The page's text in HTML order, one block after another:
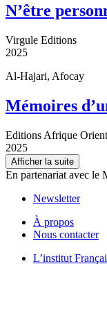
N’être
Virgule Editions
2025
Al-Hajari, Afocay
Mémoires
Editions Afrique Orient
2025
Afficher la suite
En partenariat avec le
Newsletter
À propos
Nous contacter
L’institut